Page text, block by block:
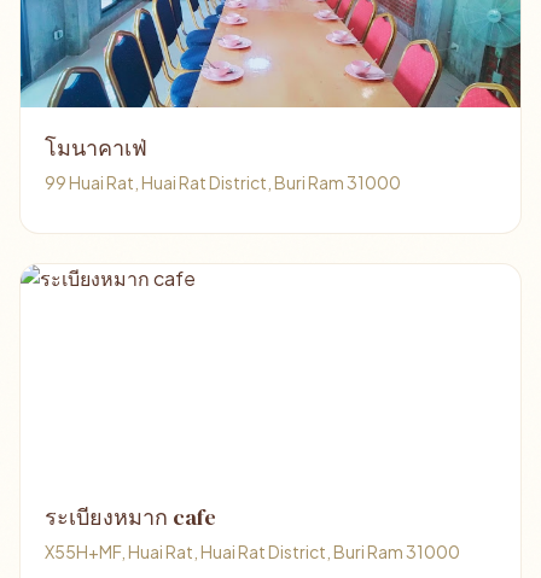
โมนาคาเฟ่
99 Huai Rat, Huai Rat District, Buri Ram 31000
ระเบียงหมาก cafe
X55H+MF, Huai Rat, Huai Rat District, Buri Ram 31000